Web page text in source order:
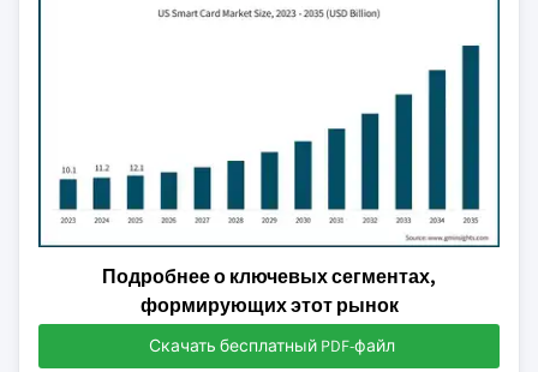
Подробнее о ключевых сегментах,
формирующих этот рынок
Скачать бесплатный PDF-файл